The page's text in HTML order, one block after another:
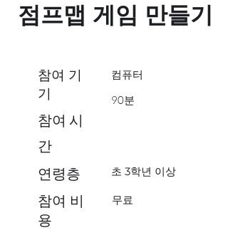
점프맵 게임 만들기
참여 기
기
참여 시
간
연령층
​참여 비
용
​초 3학년 이상
무료
컴퓨터
90분